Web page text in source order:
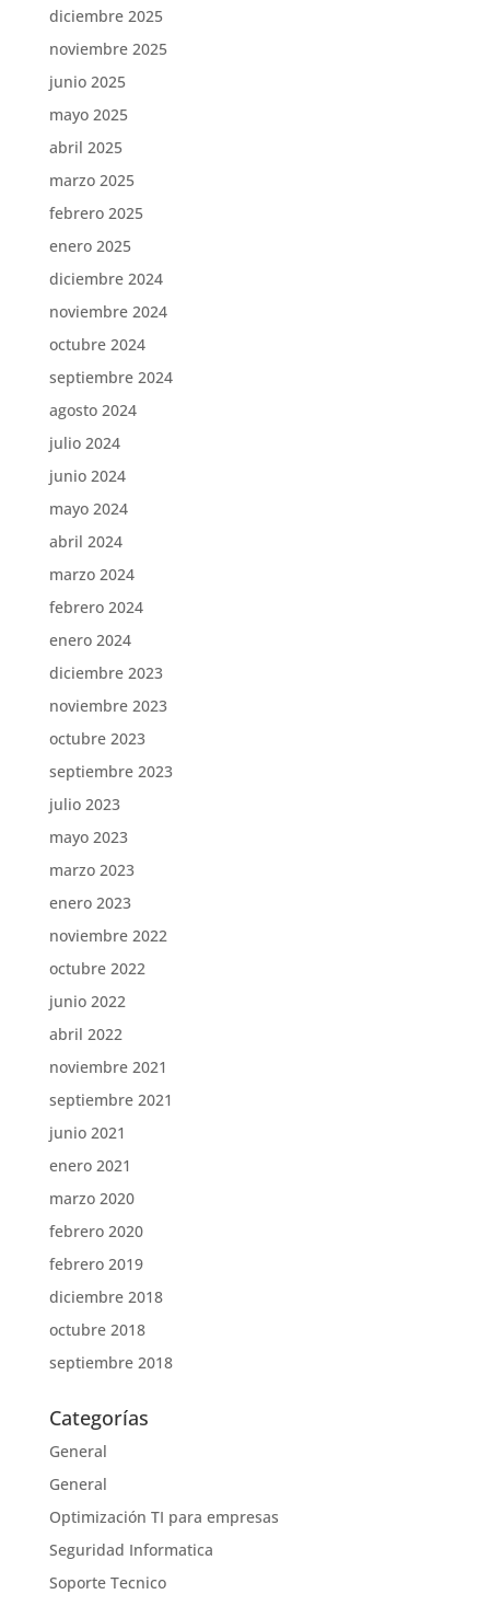
diciembre 2025
noviembre 2025
junio 2025
mayo 2025
abril 2025
marzo 2025
febrero 2025
enero 2025
diciembre 2024
noviembre 2024
octubre 2024
septiembre 2024
agosto 2024
julio 2024
junio 2024
mayo 2024
abril 2024
marzo 2024
febrero 2024
enero 2024
diciembre 2023
noviembre 2023
octubre 2023
septiembre 2023
julio 2023
mayo 2023
marzo 2023
enero 2023
noviembre 2022
octubre 2022
junio 2022
abril 2022
noviembre 2021
septiembre 2021
junio 2021
enero 2021
marzo 2020
febrero 2020
febrero 2019
diciembre 2018
octubre 2018
septiembre 2018
Categorías
General
General
Optimización TI para empresas
Seguridad Informatica
Soporte Tecnico